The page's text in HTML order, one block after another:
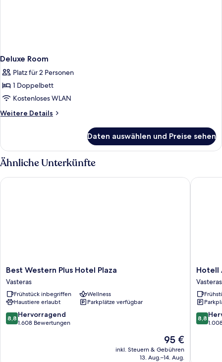
Deluxe Room
Platz für 2 Personen
1 Doppelbett
Kostenloses WLAN
Weitere Details
Weitere
Room
Daten auswählen und Preise sehen
Ähnliche Unterkünfte
Best
Western
Plus
Hotel
Plaza
Vasteras
Best Western Plus Hotel Plaza
Vasteras
Frühstück inbegriffen
Wellness
Haustiere erlaubt
Parkplätze verfügbar
8.8
von
8,8 Hervorragend
1.608 Bewertungen
Der
Preis
beträgt
95 €
inkl. Steuern & Gebühren
13. Aug.–14. Aug.
Best Western Plus Hotel Plaza
Hotell
Arkad
Vasteras
Hotell
Vasteras
8.8
von
8,8
Hotell